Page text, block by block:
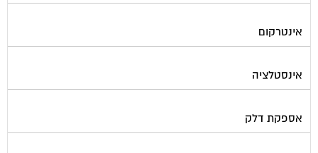
אינטרקום
אינסטלציה
אספקת דלק